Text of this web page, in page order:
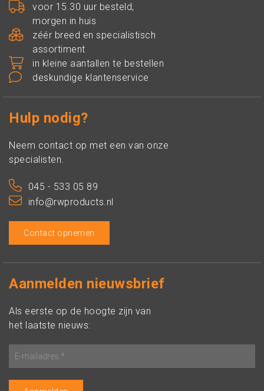
voor 15.30 uur besteld,
morgen in huis
zéér breed en specialistisch
assortiment
in kleine aantallen te bestellen
deskundige klantenservice
Hulp nodig?
Neem contact op met een van onze
specialisten.
045 - 533 05 89
info@rwproducts.nl
Contact opnemen
Aanmelden nieuwsbrief
Als eerste op de hoogte zijn van
het laatste nieuws: